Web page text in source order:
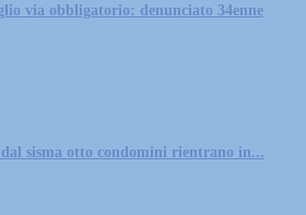
via obbligatorio: denunciato 34enne
sisma otto condomini rientrano in...